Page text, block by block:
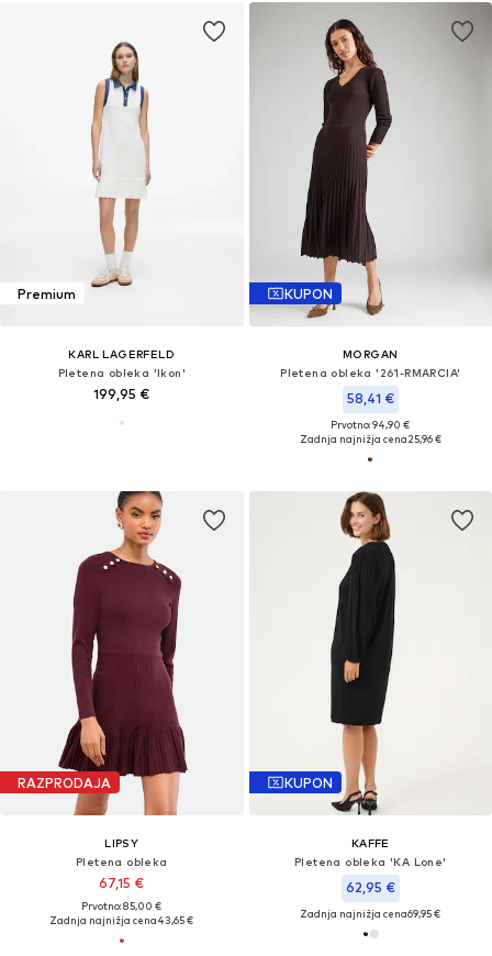
Premium
KARL LAGERFELD
Pletena obleka 'Ikon'
199,95 €
KUPON
MORGAN
Pletena obleka '261-RMARCIA'
58,41 €
Prvotno: 94,90 €
Zadnja najnižja cena25,96 €
RAZPRODAJA
LIPSY
Pletena obleka
67,15 €
Prvotno: 85,00 €
Zadnja najnižja cena43,65 €
KUPON
KAFFE
Pletena obleka 'KA Lone'
62,95 €
Zadnja najnižja cena69,95 €